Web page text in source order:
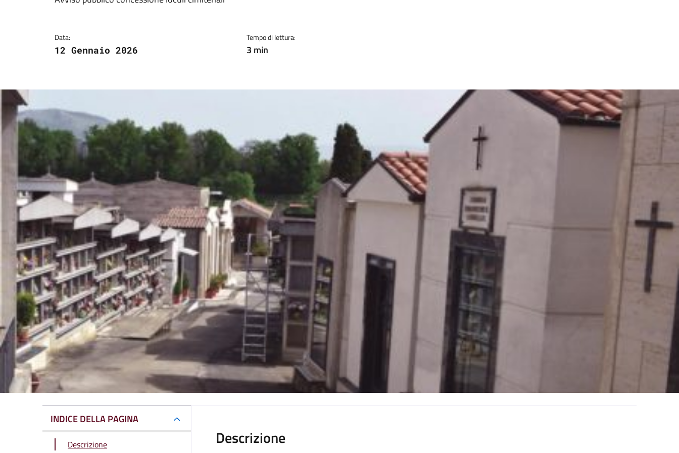
Data:
12 Gennaio 2026
Tempo di lettura:
3 min
INDICE DELLA PAGINA
Descrizione Descrizione